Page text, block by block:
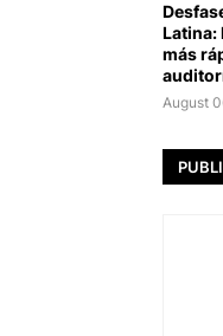
Latina:
más
August